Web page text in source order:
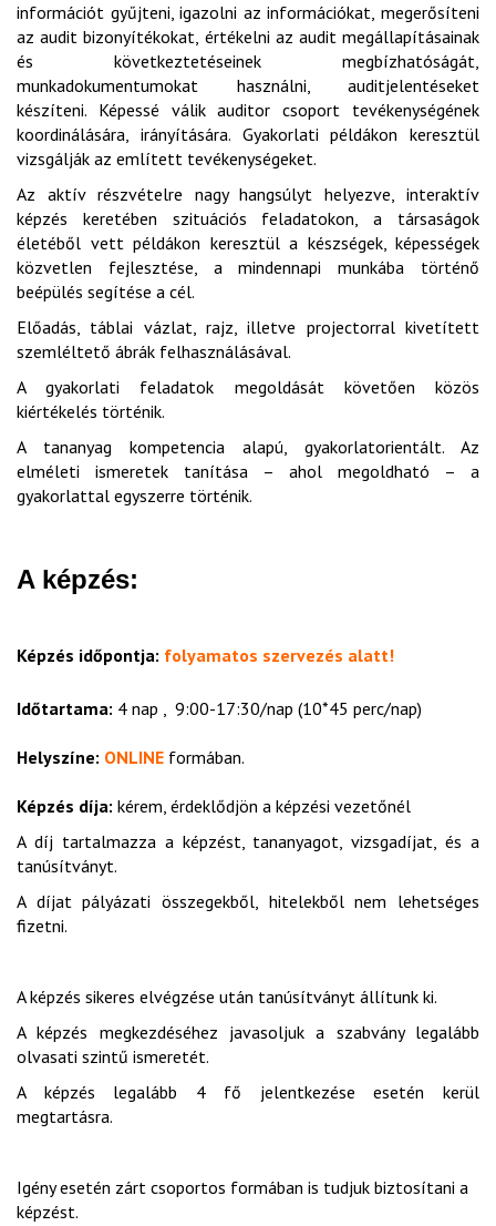
információt gyűjteni, igazolni az információkat, megerősíteni
az audit bizonyítékokat, értékelni az audit megállapításainak
és következtetéseinek megbízhatóságát,
munkadokumentumokat használni, auditjelentéseket
készíteni. Képessé válik auditor csoport tevékenységének
koordinálására, irányítására. Gyakorlati példákon keresztül
vizsgálják az említett tevékenységeket.
Az aktív részvételre nagy hangsúlyt helyezve, interaktív
képzés keretében szituációs feladatokon, a társaságok
életéből vett példákon keresztül a készségek, képességek
közvetlen fejlesztése, a mindennapi munkába történő
beépülés segítése a cél.
Előadás, táblai vázlat, rajz, illetve projectorral kivetített
szemléltető ábrák felhasználásával.
A gyakorlati feladatok megoldását követően közös
kiértékelés történik.
A tananyag kompetencia alapú, gyakorlatorientált. Az
elméleti ismeretek tanítása – ahol megoldható – a
gyakorlattal egyszerre történik.
A képzés:
Képzés időpontja: folyamatos szervezés alatt!
Időtartama: 4 nap , 9:00-17:30/nap (10*45 perc/nap)
Helyszíne: ONLINE formában.
Képzés díja: kérem, érdeklődjön a képzési vezetőnél
A díj tartalmazza a képzést, tananyagot, vizsgadíjat, és a
tanúsítványt.
A díjat pályázati összegekből, hitelekből nem lehetséges
fizetni.
A képzés sikeres elvégzése után tanúsítványt állítunk ki.
A képzés megkezdéséhez javasoljuk a szabvány legalább
olvasati szintű ismeretét.
A képzés legalább 4 fő jelentkezése esetén kerül
megtartásra.
Igény esetén zárt csoportos formában is tudjuk biztosítani a
képzést.